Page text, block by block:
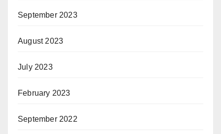
September 2023
August 2023
July 2023
February 2023
September 2022